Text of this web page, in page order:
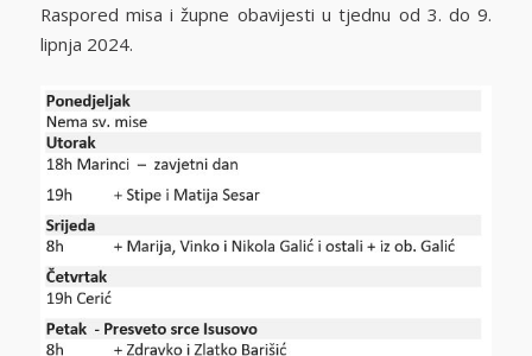
Raspored misa i župne obavijesti u tjednu od 3. do 9.
lipnja 2024.